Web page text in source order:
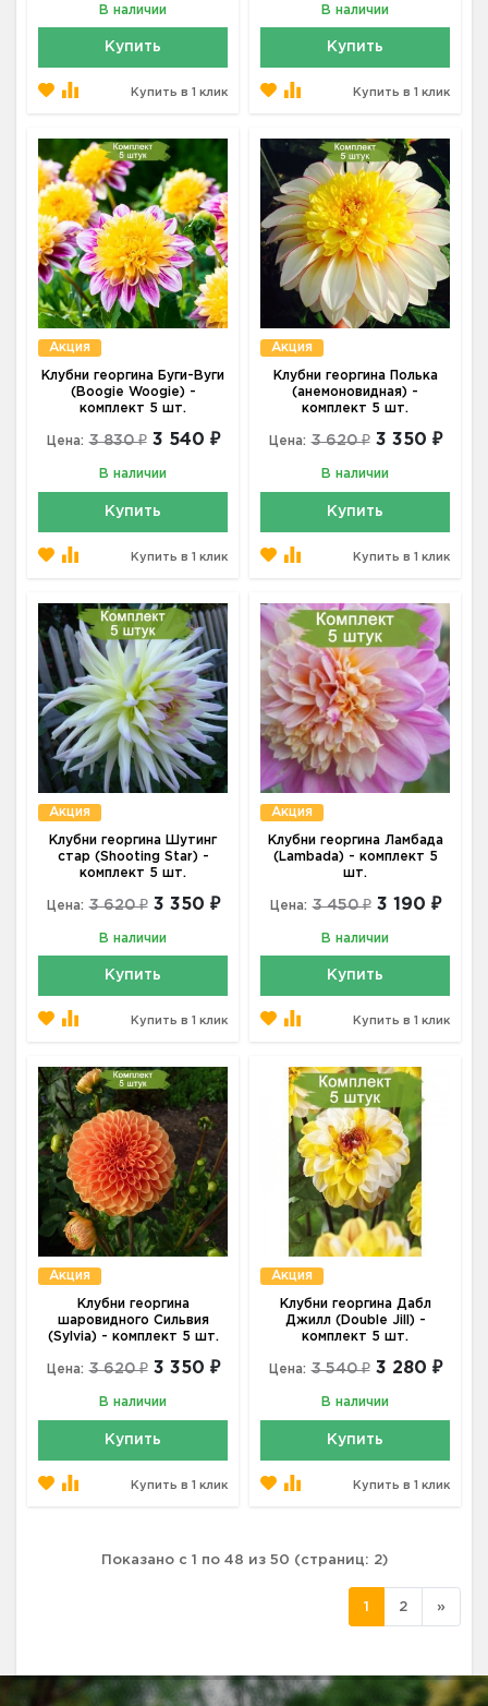
В наличии
Купить
Купить в 1 клик
В наличии
Купить
Купить в 1 клик
Акция
Клубни георгина Буги-Вуги
(Boogie Woogie) -
комплект 5 шт.
Цена: 3 830 ₽ 3 540 ₽
В наличии
Купить
Купить в 1 клик
Акция
Клубни георгина Полька
(анемоновидная) -
комплект 5 шт.
Цена: 3 620 ₽ 3 350 ₽
В наличии
Купить
Купить в 1 клик
Акция
Клубни георгина Шутинг
стар (Shooting Star) -
комплект 5 шт.
Цена: 3 620 ₽ 3 350 ₽
В наличии
Купить
Купить в 1 клик
Акция
Клубни георгина Ламбада
(Lambada) - комплект 5
шт.
Цена: 3 450 ₽ 3 190 ₽
В наличии
Купить
Купить в 1 клик
Акция
Клубни георгина
шаровидного Сильвия
(Sylvia) - комплект 5 шт.
Цена: 3 620 ₽ 3 350 ₽
В наличии
Купить
Купить в 1 клик
Акция
Клубни георгина Дабл
Джилл (Double Jill) -
комплект 5 шт.
Цена: 3 540 ₽ 3 280 ₽
В наличии
Купить
Купить в 1 клик
Показано с 1 по 48 из 50 (страниц: 2)
1 2 »